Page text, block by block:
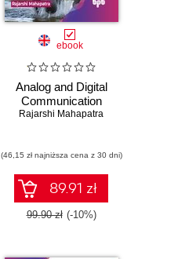
ebook
Analog and Digital
Communication
Rajarshi Mahapatra
(46,15 zł najniższa cena z 30 dni)
89.91 zł
99.90 zł (-10%)